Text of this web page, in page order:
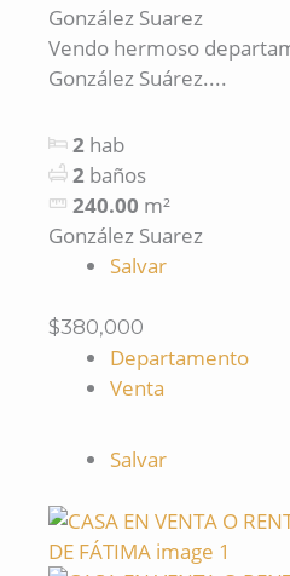
González Suarez
Vendo hermoso
González Suárez....
2 hab
2 baños
240.00 m²
González Suarez
Salvar
$380,000
Departamento
Venta
Salvar